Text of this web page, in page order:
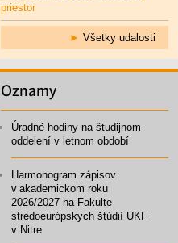
priestor
► Všetky udalosti
Oznamy
Úradné hodiny na študijnom
oddelení v letnom období
Harmonogram zápisov
v akademickom roku
2026/2027 na Fakulte
stredoeurópskych štúdií UKF
v Nitre